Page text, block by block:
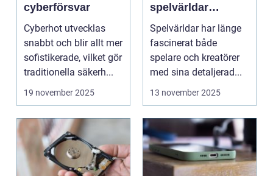
cyberförsvar
Cyberhot utvecklas
snabbt och blir allt mer
sofistikerade, vilket gör
traditionella säkerh...
19 november 2025
spelvärldar
inspirerar verklig
stadsplanering
Spelvärldar har länge
fascinerat både
spelare och kreatörer
med sina detaljerad...
13 november 2025